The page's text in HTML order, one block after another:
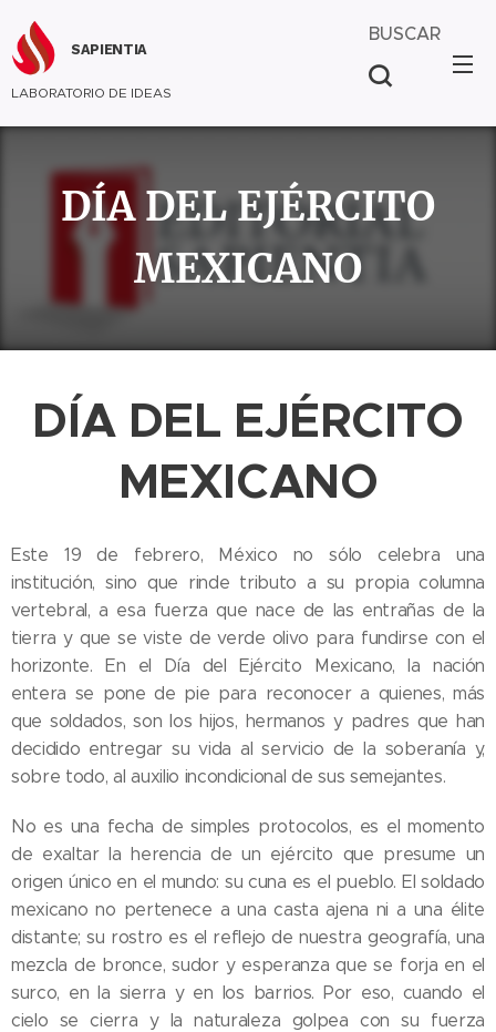
SAPIENTIA
LABORATORIO DE IDEAS
BUSCAR
DÍA DEL EJÉRCITO
MEXICANO
DÍA DEL EJÉRCITO
MEXICANO
Este 19 de febrero, México no sólo celebra una
institución, sino que rinde tributo a su propia columna
vertebral, a esa fuerza que nace de las entrañas de la
tierra y que se viste de verde olivo para fundirse con el
horizonte. En el Día del Ejército Mexicano, la nación
entera se pone de pie para reconocer a quienes, más
que soldados, son los hijos, hermanos y padres que han
decidido entregar su vida al servicio de la soberanía y,
sobre todo, al auxilio incondicional de sus semejantes.
​No es una fecha de simples protocolos, es el momento
de exaltar la herencia de un ejército que presume un
origen único en el mundo: su cuna es el pueblo. El soldado
mexicano no pertenece a una casta ajena ni a una élite
distante; su rostro es el reflejo de nuestra geografía, una
mezcla de bronce, sudor y esperanza que se forja en el
surco, en la sierra y en los barrios. Por eso, cuando el
cielo se cierra y la naturaleza golpea con su fuerza